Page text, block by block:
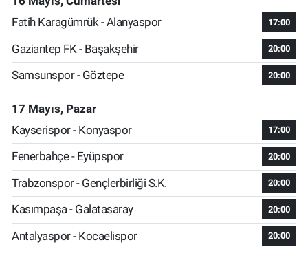
Fatih Karagümrük - Alanyaspor
17:00
Gaziantep FK - Başakşehir 20:00
Samsunspor - Göztepe 20:00
17 Mayıs, Pazar
Kayserispor - Konyaspor
17:00
Fenerbahçe - Eyüpspor 20:00
Trabzonspor - Gençlerbirliği S.K. 20:00
Kasımpaşa - Galatasaray 20:00
Antalyaspor - Kocaelispor 20:00